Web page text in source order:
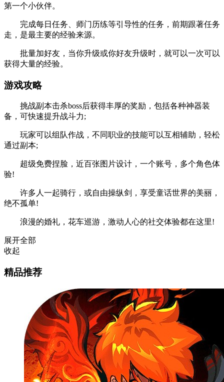
第一个小伙伴。
完成每日任务、师门历练等引导性的任务，前期跟著任务
走，是最主要的经验来源。
批量加好友，当你升级或你好友升级时，就可以一次可以
获得大量的经验。
游戏攻略
挑战副本击杀boss后获得丰厚的奖励，包括各种神器装
备，可快速提升战斗力;
玩家可以组队作战，不同职业的技能可以互相辅助，轻松
通过副本;
超级免费捏脸，近百张图片设计，一个账号，多个角色体
验!
许多人一起骑行，或自由操纵剑，享受童话世界的美丽，
绝不孤单!
浪漫的婚礼，花车巡游，激动人心的社交体验都在这里!
展开全部
收起
精品推荐